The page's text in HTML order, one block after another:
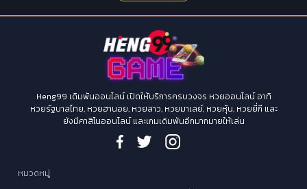
Heng99 เดิมพันออนไลน์ เปิดให้บริการครบวงจร หวยออนไลน์ อาทิ
หวยรัฐบาลไทย, หวยฮานอย, หวยลาว, หวยมาเลย์, หวยหุ้น, หวยยี่กี และ
ยังมีคาสิโนออนไลน์ และเกมเดิมพันอีกมากมายให้เล่น
หมวดหมู่